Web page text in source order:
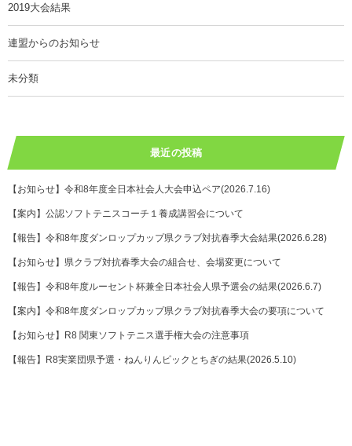
2019大会結果
連盟からのお知らせ
未分類
最近の投稿
【お知らせ】令和8年度全日本社会人大会申込ペア(2026.7.16)
【案内】公認ソフトテニスコーチ１養成講習会について
【報告】令和8年度ダンロップカップ県クラブ対抗春季大会結果(2026.6.28)
【お知らせ】県クラブ対抗春季大会の組合せ、会場変更について
【報告】令和8年度ルーセント杯兼全日本社会人県予選会の結果(2026.6.7)
【案内】令和8年度ダンロップカップ県クラブ対抗春季大会の要項について
【お知らせ】R8 関東ソフトテニス選手権大会の注意事項
【報告】R8実業団県予選・ねんりんピックとちぎの結果(2026.5.10)